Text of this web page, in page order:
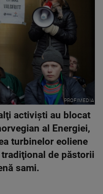
PROFIMEDIA
activişti au blocat
al Energiei,
turbinelor eoliene
de păstorii
sami.